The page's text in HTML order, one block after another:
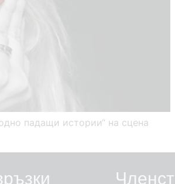
падащи истории“ на сцена